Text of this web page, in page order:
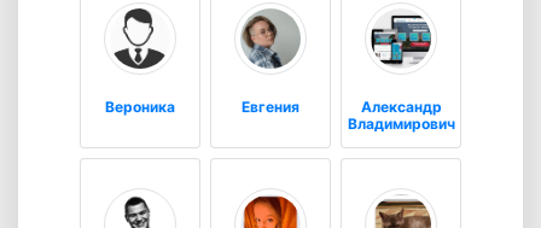
Вероника Евгения
Александр
Владимирович